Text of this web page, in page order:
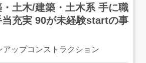
土木/建築・土木系 手に職
当充実 90が未経験startの事
アップコンストラクション